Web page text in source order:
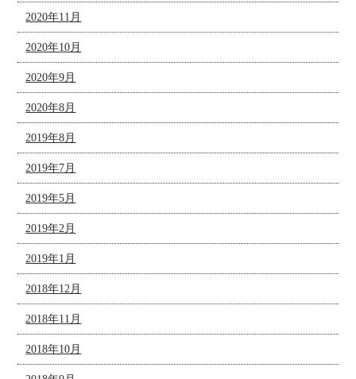
2020年11月
2020年10月
2020年9月
2020年8月
2019年8月
2019年7月
2019年5月
2019年2月
2019年1月
2018年12月
2018年11月
2018年10月